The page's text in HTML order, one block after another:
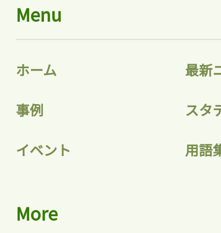
Menu
ホーム 最新
事例 スタ
イベント 用語
More